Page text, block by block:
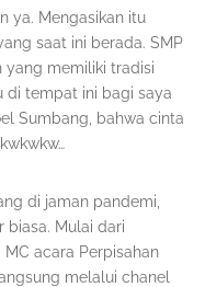
ya. Mengasikan itu
saat ini berada. SMP
yang memiliki tradisi
di tempat ini bagi saya
Sumbang, bahwa cinta
di jaman pandemi,
biasa. Mulai dari
acara Perpisahan
melalui chanel